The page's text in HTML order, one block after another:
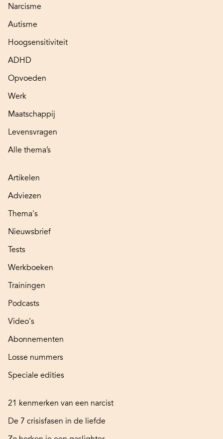
Narcisme
Autisme
Hoogsensitiviteit
ADHD
Opvoeden
Werk
Maatschappij
Levensvragen
Alle thema’s
Artikelen
Adviezen
Thema's
Nieuwsbrief
Tests
Werkboeken
Trainingen
Podcasts
Video's
Abonnementen
Losse nummers
Speciale edities
21 kenmerken van een narcist
De 7 crisisfasen in de liefde